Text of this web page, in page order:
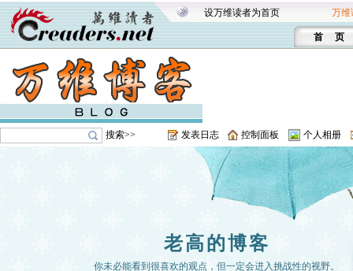
设万维读者为首页 万维
首 页
搜索>> 发表日志 控制面板 个人相册
老高的博客
你未必能看到很喜欢的观点，但一定会进入挑战性的视野。